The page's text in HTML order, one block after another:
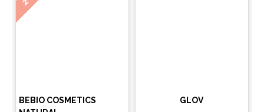
BEBIO COSMETICS
GLOV